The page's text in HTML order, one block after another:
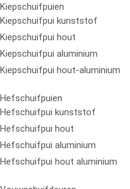
Kiepschuifpuien
Kiepschuifpui kunststof
Kiepschuifpui hout
Kiepschuifpui aluminium
Kiepschuifpui hout-aluminium
Hefschuifpuien
Hefschuifpui kunststof
Hefschuifpui hout
Hefschuifpui aluminium
Hefschuifpui hout aluminium